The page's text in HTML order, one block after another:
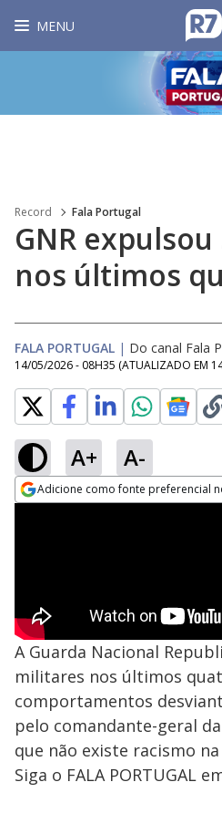
MENU
Record Fala Portugal
GNR
nos últimos
FALA PORTUGAL | Do canal Fala
14/05/2026 - 08H35 (ATUALIZADO EM
A+ A-
Adicione como fonte preferencial
A Guarda Nacional
militares nos últimos
comportamentos
pelo comandante-geral
que não existe racismo
Siga o FALA PORTUGAL